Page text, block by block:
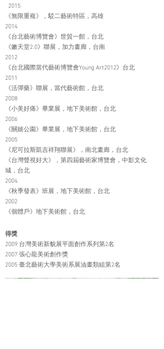
2015
《無限重複》，駁二藝術特區，高雄
2014
《台北藝術博覽會》世貿一館，台北
《嫩天堂2.0》聯展，加力畫廊，台南
2012
《台北國際當代藝術博覽會Young Art2012》台北
2011
《活彈藥》聯展，當代藝術館，台北
2008
《小美好痛》畢業展，地下美術館，台北
2006
《關嬉公園》畢業展，地下美術館，台北
2005
《尼可拉斯凱吉祥翔聯展》，南北畫廊，台北
《台灣聲視好大》，第四屆藝術家博覽會，中影文化
城，台北
2004
《秋季發表》班展，地下美術館，台北
2002
《個體戶》地下美術館，台北
得獎
2009 台灣美術新貌展平面創作系列第2名
2007 張心龍美術創作獎
2005 臺北藝術大學美術系展油畫類組第2名